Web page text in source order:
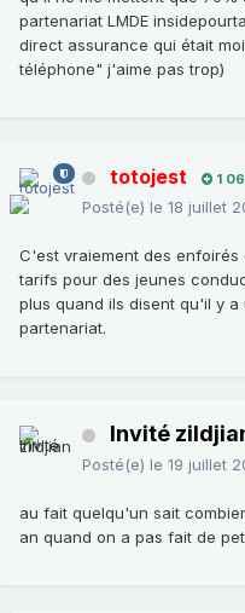
partenariat LMDE
direct assurance qui était
téléphone" j'aime pas trop)
totojest 1
Posté(e) le 18 juillet
C'est vraiement des enfoirés
tarifs pour des jeunes
plus quand ils disent qu'il y
partenariat.
Invité
Posté(e) le 19 juillet
au fait quelqu'un sait
an quand on a pas fait de